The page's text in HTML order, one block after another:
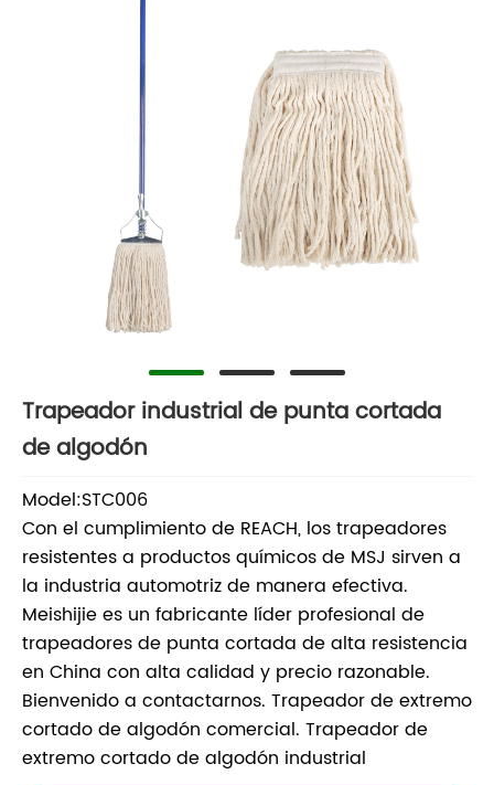
Trapeador industrial de punta cortada
de algodón
Model:STC006
Con el cumplimiento de REACH, los trapeadores
resistentes a productos químicos de MSJ sirven a
la industria automotriz de manera efectiva.
Meishijie es un fabricante líder profesional de
trapeadores de punta cortada de alta resistencia
en China con alta calidad y precio razonable.
Bienvenido a contactarnos. Trapeador de extremo
cortado de algodón comercial. Trapeador de
extremo cortado de algodón industrial